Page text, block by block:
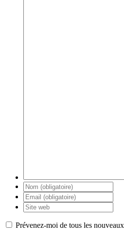
Prévenez-moi de tous les